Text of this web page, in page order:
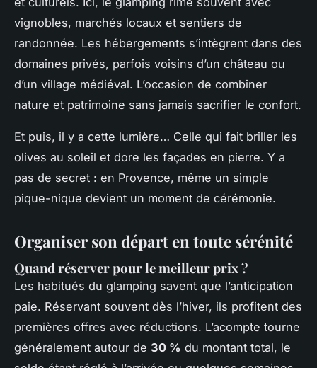
vignobles, marchés locaux et sentiers de
randonnée. Les hébergements s’intègrent dans des
domaines privés, parfois voisins d’un château ou
d’un village médiéval. L’occasion de combiner
nature et patrimoine sans jamais sacrifier le confort.
Et puis, il y a cette lumière… Celle qui fait briller les
olives au soleil et dore les façades en pierre. Y a
pas de secret : en Provence, même un simple
pique-nique devient un moment de cérémonie.
Organiser son départ en toute sérénité
Quand réserver pour le meilleur prix ?
Les habitués du glamping savent que l’anticipation
paie. Réservant souvent dès l’hiver, ils profitent des
premières offres avec réductions. L’acompte tourne
généralement autour de 30 % du montant total, le